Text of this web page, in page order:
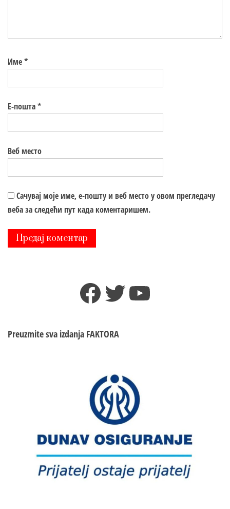
Име*
Е-пошта*
Веб место
Сачувај моје име, е-пошту и веб место у овом прегледачу
веба за следећи пут када коментаришем.
Facebook
TwitterYouTube
Preuzmite sva izdanja FAKTORA